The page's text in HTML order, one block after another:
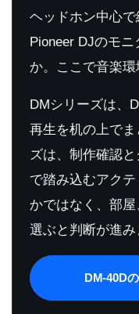
ヘッドホン中心
Pioneer DJのモ
か。ここで音楽環
DMシリーズは、
再生を机の上で
ズは、制作確認
で踏み込むアク
かではなく、部
選ぶと判断が進み
DM-40D